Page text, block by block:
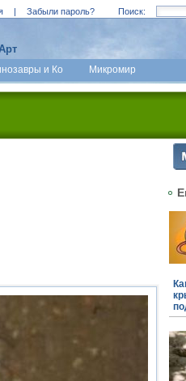
| Забыли пароль? Поиск:
и Ко Микромир